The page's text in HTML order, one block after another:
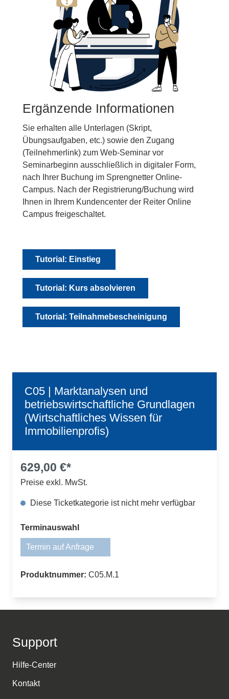
Ergänzende Informationen
Sie erhalten alle Unterlagen (Skript,
Übungsaufgaben, etc.) sowie den Zugang
(Teilnehmerlink) zum Web-Seminar vor
Seminarbeginn ausschließlich in digitaler Form,
nach Ihrer Buchung im Sprengnetter Online-
Campus. Nach der Registrierung/Buchung wird
Ihnen in Ihrem Kundencenter der Reiter Online
Campus freigeschaltet.
Tutorial: Einstieg
Tutorial: Kurs absolvieren
Tutorial: Teilnahmebescheinigung
C05 | Marktanalysen und
betriebswirtschaftliche Grundlagen
(Wirtschaftliches Wissen für
Immobilienprofis)
629,00 €*
Preise exkl. MwSt.
Diese Ticketkategorie ist nicht mehr verfügbar
Terminauswahl auswählen
Termin auf Anfrage
(Diese Option ist zurzeit nicht verfügbar.)
Produktnummer: C05.M.1
Support
Hilfe-Center
Kontakt